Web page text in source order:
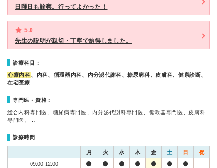
日曜日も診察。行ってよかった！
5.0
先生の説明が親切・丁寧で納得しました。
診療科目：
心療内科 、内科、循環器内科、内分泌代謝科、糖尿病科、皮膚科、健康診断、
在宅医療
専門医・資格：
総合内科専門医、糖尿病専門医、内分泌代謝科専門医、循環器専門医、皮膚科
専門医、…
診療時間
月 火 水 木 金 土 日 祝
09:00-12:00